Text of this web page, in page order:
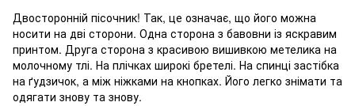
Двосторонній пісочник! Так, це означає, що його можна
носити на дві сторони. Одна сторона з бавовни із яскравим
принтом. Друга сторона з красивою вишивкою метелика на
молочному тлі. На плічках широкі бретелі. На спинці застібка
на ґудзичок, а між ніжками на кнопках. Його легко знімати та
одягати знову та знову.